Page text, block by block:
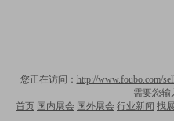
您正在访问： http://www.foubo.com/
需要您输
首页 国内展会 国外展会 行业新闻 找